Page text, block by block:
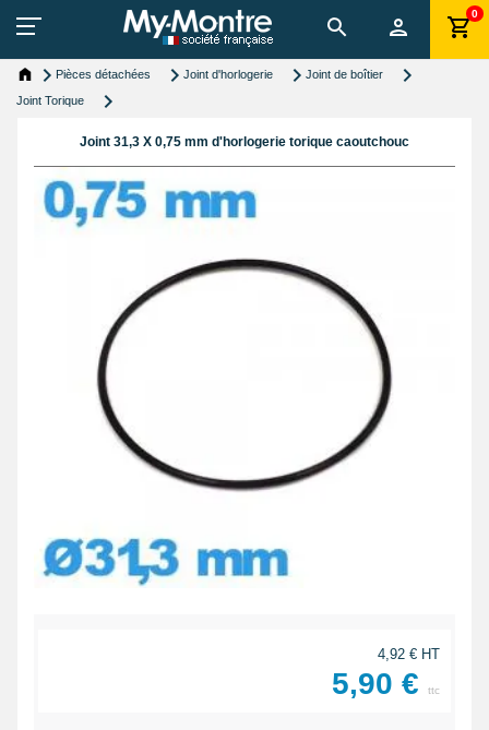
0
Pièces détachées Joint d'horlogerie
Joint de boîtier
Joint Torique
Joint 31,3 X 0,75 mm d'horlogerie torique caoutchouc
4,92 € HT
5,90 € ttc